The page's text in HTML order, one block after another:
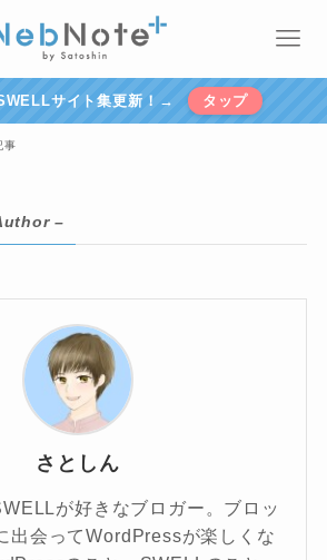
サイト集更新！→ タップ
事
–
さとしん
が好きなブロガー。ブロッ
出会ってWordPressが楽しくな